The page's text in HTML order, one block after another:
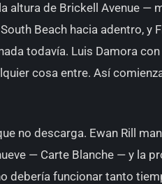
altura de Brickell Avenue —
Beach hacia adentro, y
todavía. Luis Damora
cosa entre. Así
no descarga. Ewan Rill
— Carte Blanche — y la
debería funcionar tanto